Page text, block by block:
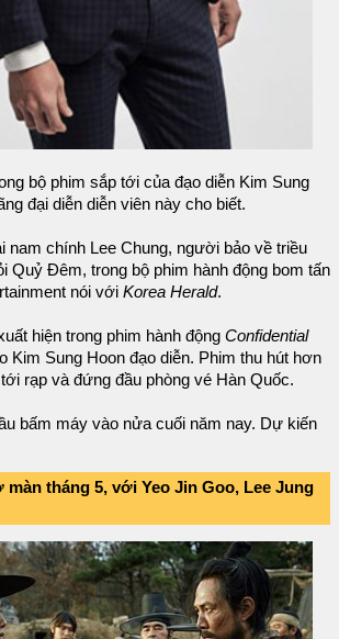
bộ phim sắp tới của đạo diễn Kim Sung
đại diễn diễn viên này cho biết.
nam chính Lee Chung, người bảo về triều
Quỷ Đêm, trong bộ phim hành động bom tấn
nói với Korea Herald.
hiện trong phim hành động Confidential
Kim Sung Hoon đạo diễn. Phim thu hút hơn
rạp và đứng đầu phòng vé Hàn Quốc.
bấm máy vào nửa cuối năm nay. Dự kiến
màn tháng 5, với Yeo Jin Goo, Lee Jung